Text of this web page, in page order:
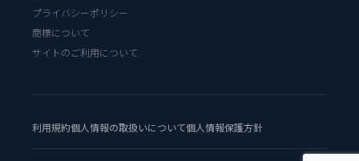
プライバシーポリシー
商標について
サイトのご利用について
利用規約個人情報の取扱いについて個人情報保護方針